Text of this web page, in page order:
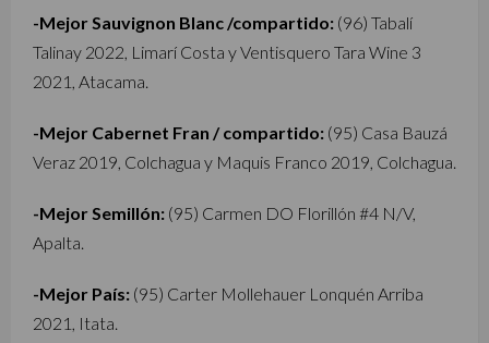
-Mejor Sauvignon Blanc /compartido: (96) Tabalí
Talinay 2022, Limarí Costa y Ventisquero Tara Wine 3
2021, Atacama.
-Mejor Cabernet Fran / compartido: (95) Casa Bauzá
Veraz 2019, Colchagua y Maquis Franco 2019, Colchagua.
-Mejor Semillón: (95) Carmen DO Florillón #4 N/V,
Apalta.
-Mejor País: (95) Carter Mollehauer Lonquén Arriba
2021, Itata.